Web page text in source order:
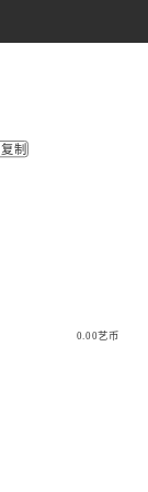
复制
0.00艺币